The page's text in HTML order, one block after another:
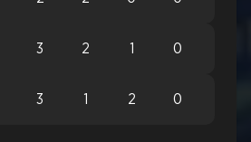
3 2 1 0
3 1 2 0